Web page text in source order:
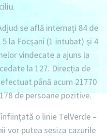
se află internați 84 de
la Focșani (1 intubat) și 4
vindecate a ajuns la
la 127. Direcția de
până acum 21770
de persoane pozitive.
o linie TelVerde –
vor putea sesiza cazurile